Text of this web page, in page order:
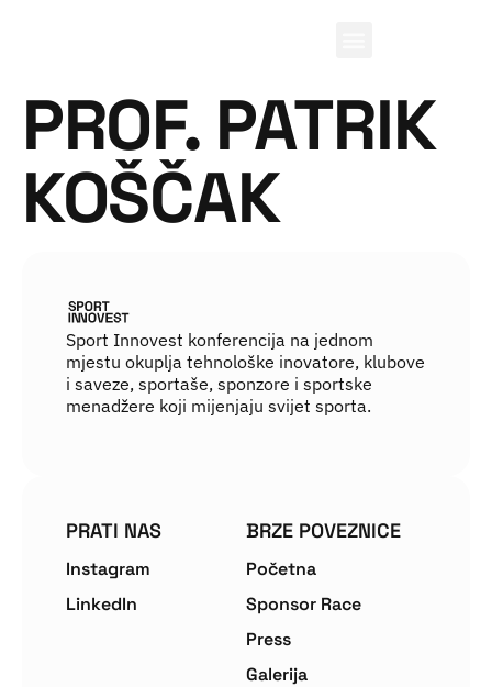
PROF. PATRIK
KOŠČAK
Sport Innovest konferencija na jednom
mjestu okuplja tehnološke inovatore, klubove
i saveze, sportaše, sponzore i sportske
menadžere koji mijenjaju svijet sporta.
PRATI NAS
Instagram
LinkedIn
BRZE POVEZNICE
Početna
Sponsor Race
Press
Galerija